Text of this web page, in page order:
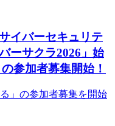
イバーセキュリテ
ーサクラ2026」始
参加者募集開始！
」の参加者募集を開始